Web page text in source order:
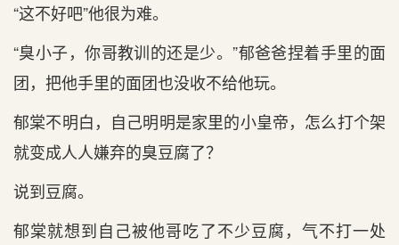
“这不好吧”他很为难。
“臭小子，你哥教训的还是少。”郁爸爸捏着手里的面
团，把他手里的面团也没收不给他玩。
郁棠不明白，自己明明是家里的小皇帝，怎么打个架
就变成人人嫌弃的臭豆腐了？
说到豆腐。
郁棠就想到自己被他哥吃了不少豆腐，气不打一处